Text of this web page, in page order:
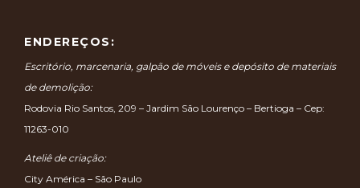
ENDEREÇOS:
Escritório, marcenaria, galpão de móveis e depósito de materiais
de demolição:
Rodovia Rio Santos, 209 – Jardim São Lourenço – Bertioga – Cep:
Ateliê de criação: